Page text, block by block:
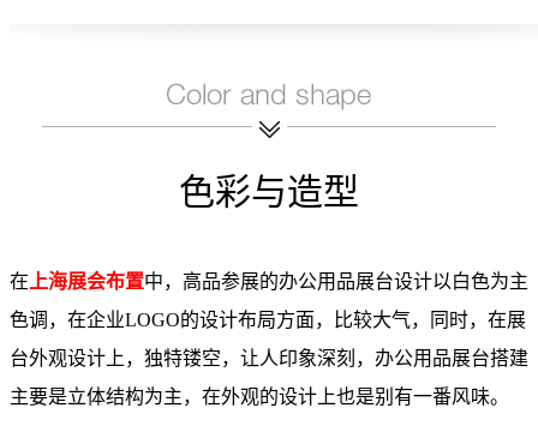
色彩与造型
在 上海展会布置中，高品参展的办公用品展台设计以白色为主
色调，在企业LOGO的设计布局方面，比较大气，同时，在展
台外观设计上，独特镂空，让人印象深刻，办公用品展台搭建
主要是立体结构为主，在外观的设计上也是别有一番风味。